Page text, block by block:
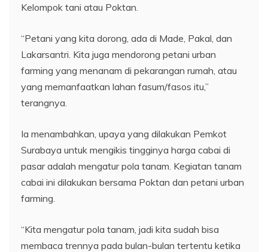
Kelompok tani atau Poktan.
“Petani yang kita dorong, ada di Made, Pakal, dan
Lakarsantri. Kita juga mendorong petani urban
farming yang menanam di pekarangan rumah, atau
yang memanfaatkan lahan fasum/fasos itu,”
terangnya.
Ia menambahkan, upaya yang dilakukan Pemkot
Surabaya untuk mengikis tingginya harga cabai di
pasar adalah mengatur pola tanam. Kegiatan tanam
cabai ini dilakukan bersama Poktan dan petani urban
farming.
“Kita mengatur pola tanam, jadi kita sudah bisa
membaca trennya pada bulan-bulan tertentu ketika